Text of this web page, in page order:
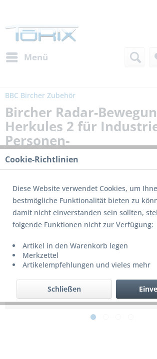
Menü
BBC Bircher Zubehör
Bircher Radar-
Herkules 2 für
Personen-
Dieses Produkt wird nicht mehr
bzw. ist nicht mehr lieferbar!
Cookie-Richtlinien
Diese Website verwendet Cookies, um
bestmögliche Funktionalität bieten zu
damit nicht einverstanden sein sollten,
folgende Funktionen nicht zur Verfügung:
Artikel in den Warenkorb legen
Merkzettel
Artikelempfehlungen und vieles mehr
Schließen